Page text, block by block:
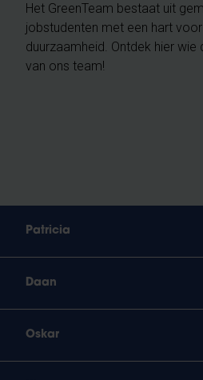
Het GreenTeam bestaat uit
jobstudenten met een hart
duurzaamheid. Ontdek hier
van ons team!
Patricia
Daan
Oskar